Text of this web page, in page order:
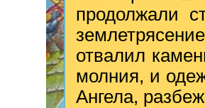
продолжали
отвалил
молния, и
Ангела,